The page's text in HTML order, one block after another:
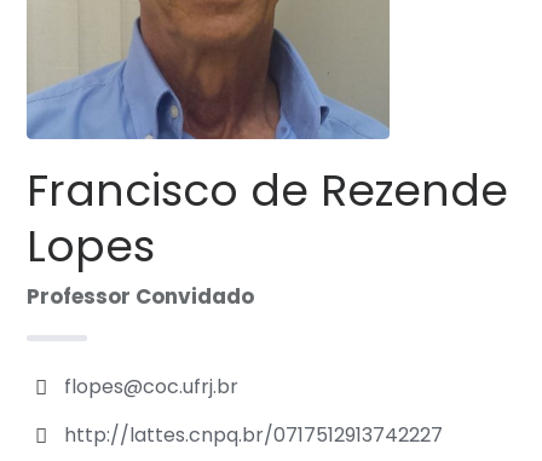
Francisco de Rezende
Lopes
Professor Convidado
flopes@coc.ufrj.br
http://lattes.cnpq.br/0717512913742227